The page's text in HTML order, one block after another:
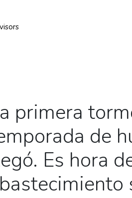
primera
de
Es hora